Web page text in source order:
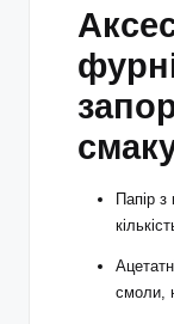
Папір
смоли,